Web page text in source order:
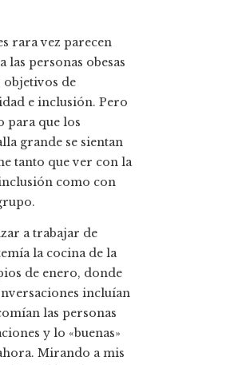
rara vez parecen
las personas obesas
objetivos de
e inclusión. Pero
para que los
grande se sientan
tanto que ver con la
como con
a trabajar de
la cocina de la
de enero, donde
incluían
las personas
y lo «buenas»
Mirando a mis